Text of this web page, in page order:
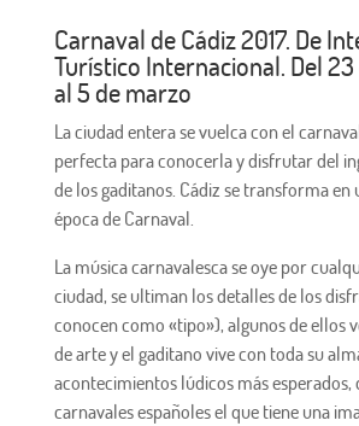
Carnaval de Cádiz 2017. De
Turístico Internacional. Del
al 5 de marzo
La ciudad entera se vuelca con el
perfecta para conocerla y disfrutar del
de los gaditanos. Cádiz se transforma en
época de Carnaval.
La música carnavalesca se oye por
ciudad, se ultiman los detalles de los
conocen como «tipo»), algunos de ellos
de arte y el gaditano vive con toda su
acontecimientos lúdicos más esperados,
carnavales españoles el que tiene una